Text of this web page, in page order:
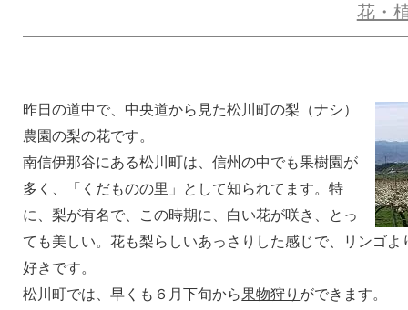
花・
昨日の道中で、中央道から見た松川町の梨（ナシ）
農園の梨の花です。
南信伊那谷にある松川町は、信州の中でも果樹園が
多く、「くだものの里」として知られてます。特
に、梨が有名で、この時期に、白い花が咲き、とっ
ても美しい。花も梨らしいあっさりした感じで、リンゴよ
好きです。
松川町では、早くも６月下旬から果物狩り ができます。